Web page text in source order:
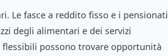
Le fasce a reddito fisso e i pensionati
degli alimentari e dei servizi
possono trovare opportunità